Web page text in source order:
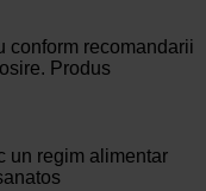
conform recomandarii
Produs
un regim alimentar